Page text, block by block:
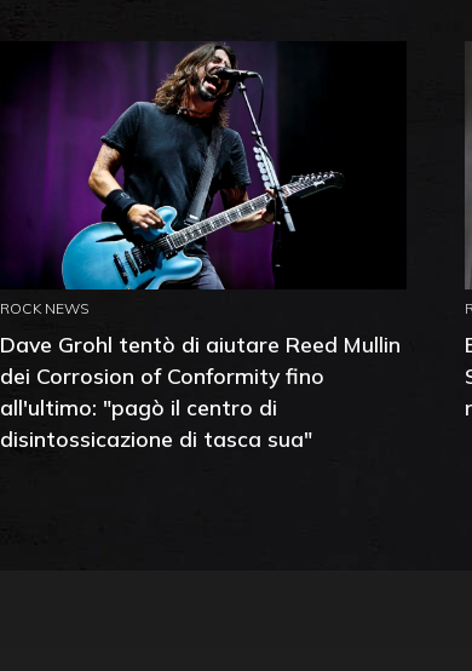
ROCK NEWS
Dave Grohl tentò di aiutare Reed Mullin
dei Corrosion of Conformity fino
all'ultimo: "pagò il centro di
disintossicazione di tasca sua"